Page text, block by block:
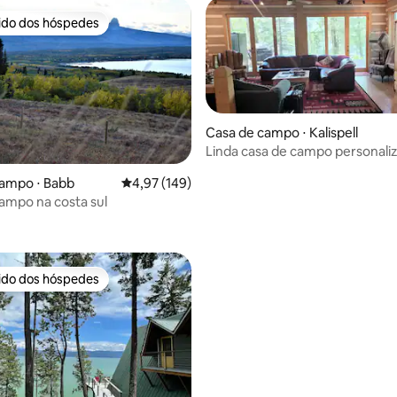
de 5, 106 avaliações
preferidos dos hóspedes
dos hóspedes
⋅ Babb 4,97 de uma avaliação média de 5, 149
4,97 (149)
na costa sul
Casa de campo ⋅ Kalispell
Linda casa de campo
preferidos dos hóspedes
dos hóspedes